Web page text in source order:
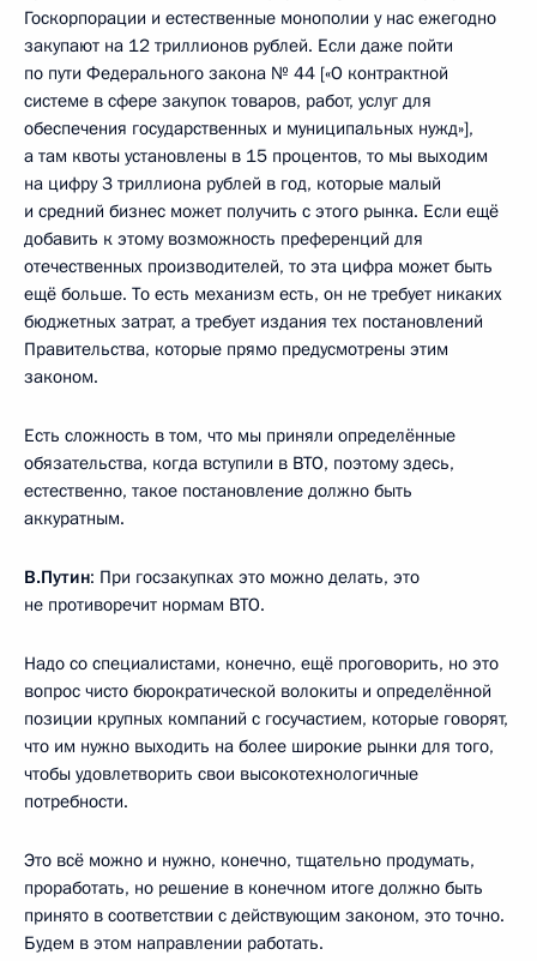
Госкорпорации и естественные монополии у нас ежегодно
закупают на 12 триллионов рублей. Если даже пойти
по пути Федерального закона № 44 [«О контрактной
системе в сфере закупок товаров, работ, услуг для
обеспечения государственных и муниципальных нужд»],
а там квоты установлены в 15 процентов, то мы выходим
на цифру 3 триллиона рублей в год, которые малый
и средний бизнес может получить с этого рынка. Если ещё
добавить к этому возможность преференций для
отечественных производителей, то эта цифра может быть
ещё больше. То есть механизм есть, он не требует никаких
бюджетных затрат, а требует издания тех постановлений
Правительства, которые прямо предусмотрены этим
законом.
Есть сложность в том, что мы приняли определённые
обязательства, когда вступили в ВТО, поэтому здесь,
естественно, такое постановление должно быть
аккуратным.
В.Путин: При госзакупках это можно делать, это
не противоречит нормам ВТО.
Надо со специалистами, конечно, ещё проговорить, но это
вопрос чисто бюрократической волокиты и определённой
позиции крупных компаний с госучастием, которые говорят,
что им нужно выходить на более широкие рынки для того,
чтобы удовлетворить свои высокотехнологичные
потребности.
Это всё можно и нужно, конечно, тщательно продумать,
проработать, но решение в конечном итоге должно быть
принято в соответствии с действующим законом, это точно.
Будем в этом направлении работать.